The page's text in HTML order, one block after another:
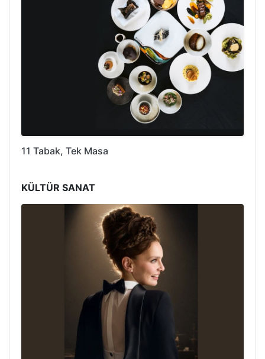
11 Tabak, Tek Masa
KÜLTÜR SANAT